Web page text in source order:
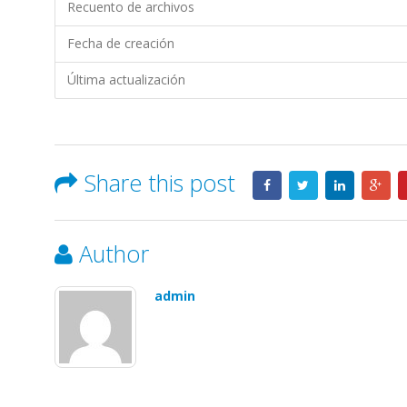
INDUSTRIALES
(TÍA)
Recuento de archivos
Fecha de creación
Última actualización
Share this post
Author
admin